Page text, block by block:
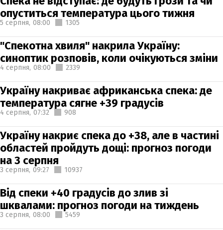
опуститься температура цього тижня
5 серпня, 08:00 1305
"Спекотна хвиля" накрила Україну:
синоптик розповів, коли очікуються зміни
4 серпня, 08:00 2339
Україну накриває африканська спека: де
температура сягне +39 градусів
4 серпня, 07:32 908
Україну накриє спека до +38, але в частині
областей пройдуть дощі: прогноз погоди
на 3 серпня
3 серпня, 09:27 10937
Від спеки +40 градусів до злив зі
шквалами: прогноз погоди на тиждень
3 серпня, 08:00 5459